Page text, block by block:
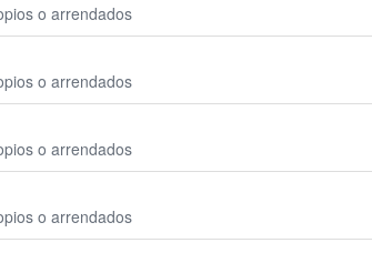
o arrendados
o arrendados
o arrendados
o arrendados